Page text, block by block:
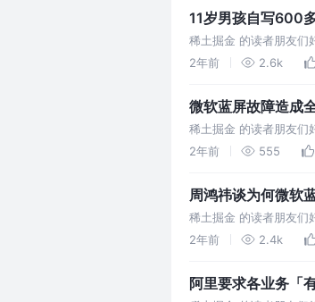
11岁男孩自写600
条
稀土掘金 的读者朋友们
自写600多行代码造火
2年前 2.6k
微软蓝屏故障造成
cookie | 极客头条
稀土掘金 的读者朋友们
行 「2024 年度演讲返
2年前 555
周鸿祎谈为何微软
划再曝新进展| 极
稀土掘金 的读者朋友们
联发科，向上游收专利
2年前 2.4k
阿里要求各业务「